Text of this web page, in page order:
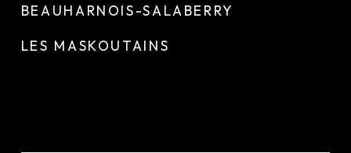
BEAUHARNOIS-SALABERRY
LES MASKOUTAINS